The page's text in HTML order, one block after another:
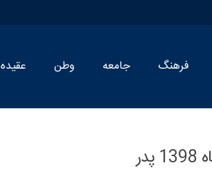
فرهنگ جامعه وطن عقیده